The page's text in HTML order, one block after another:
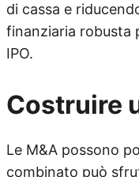
di cassa e
finanziaria robusta
IPO.
Costruire
Le M&A possono
combinato può